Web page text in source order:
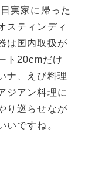
実家に帰った
スティンディ
は国内取扱が
ト20cmだけ
ナ、えび料理
ジアン料理に
り巡らせなが
いですね。